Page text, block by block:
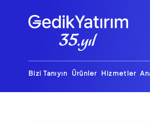
Bizi Tanıyın Ürünler Hizmetler